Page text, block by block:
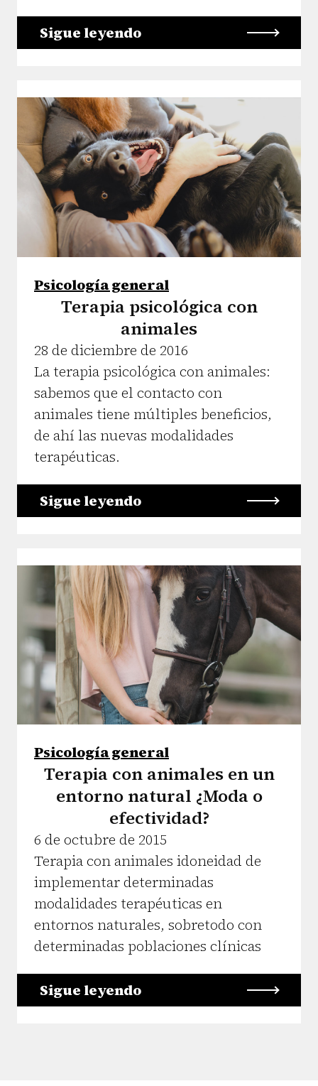
Sigue leyendo
Psicología general
Terapia psicológica con
animales
28 de diciembre de 2016
La terapia psicológica con animales:
sabemos que el contacto con
animales tiene múltiples beneficios,
de ahí las nuevas modalidades
terapéuticas.
Sigue leyendo
Psicología general
Terapia con animales en un
entorno natural ¿Moda o
efectividad?
6 de octubre de 2015
Terapia con animales idoneidad de
implementar determinadas
modalidades terapéuticas en
entornos naturales, sobretodo con
determinadas poblaciones clínicas
Sigue leyendo